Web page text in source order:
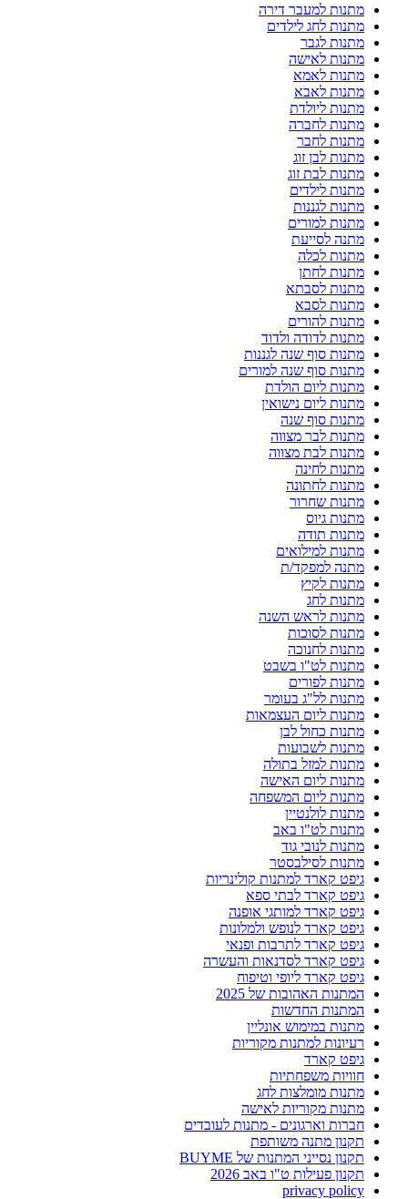
מתנות למעבר דירה
מתנות לחג לילדים
מתנות לגבר
מתנות לאישה
מתנות לאמא
מתנות לאבא
מתנות ליולדת
מתנות לחברה
מתנות לחבר
מתנות לבן זוג
מתנות לבת זוג
מתנות לילדים
מתנות לגננות
מתנות למורים
מתנה לסייעת
מתנות לכלה
מתנות לחתן
מתנות לסבתא
מתנות לסבא
מתנות להורים
מתנות לדודה ולדוד
מתנות סוף שנה לגננות
מתנות סוף שנה למורים
מתנות ליום הולדת
מתנות ליום נישואין
מתנות סוף שנה
מתנות לבר מצווה
מתנות לבת מצווה
מתנות לחינה
מתנות לחתונה
מתנות שחרור
מתנות גיוס
מתנות תודה
מתנות למילואים
מתנה למפקד/ת
מתנות לקיץ
מתנות לחג
מתנות לראש השנה
מתנות לסוכות
מתנות לחנוכה
מתנות לט"ו בשבט
מתנות לפורים
מתנות לל"ג בעומר
מתנות ליום העצמאות
מתנות כחול לבן
מתנות לשבועות
מתנות למזל בתולה
מתנות ליום האישה
מתנות ליום המשפחה
מתנות לולנטיין
מתנות לט"ו באב
מתנות לנובי גוד
מתנות לסילבסטר
גיפט קארד למתנות קולינריות
גיפט קארד לבתי ספא
גיפט קארד למותגי אופנה
גיפט קארד לנופש ולמלונות
גיפט קארד לתרבות ופנאי
גיפט קארד לסדנאות והעשרה
גיפט קארד ליופי וטיפוח
המתנות האהובות של 2025
המתנות החדשות
מתנות במימוש אונליין
רעיונות למתנות מקוריות
גיפט קארד
חוויות משפחתיות
מתנות מומלצות לחג
מתנות מקוריות לאישה
חברות וארגונים - מתנות לעובדים
תקנון מתנה משותפת
תקנון נסייני המתנות של BUYME
תקנון פעילות ט"ו באב 2026
privacy policy